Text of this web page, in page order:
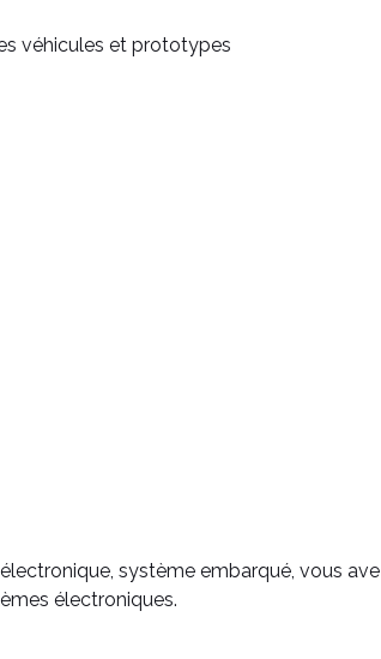
véhicules et prototypes
système embarqué, vous
électroniques.